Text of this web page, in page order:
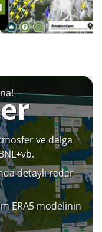
ve dalga
detaylı radar
ERA5 modelinin